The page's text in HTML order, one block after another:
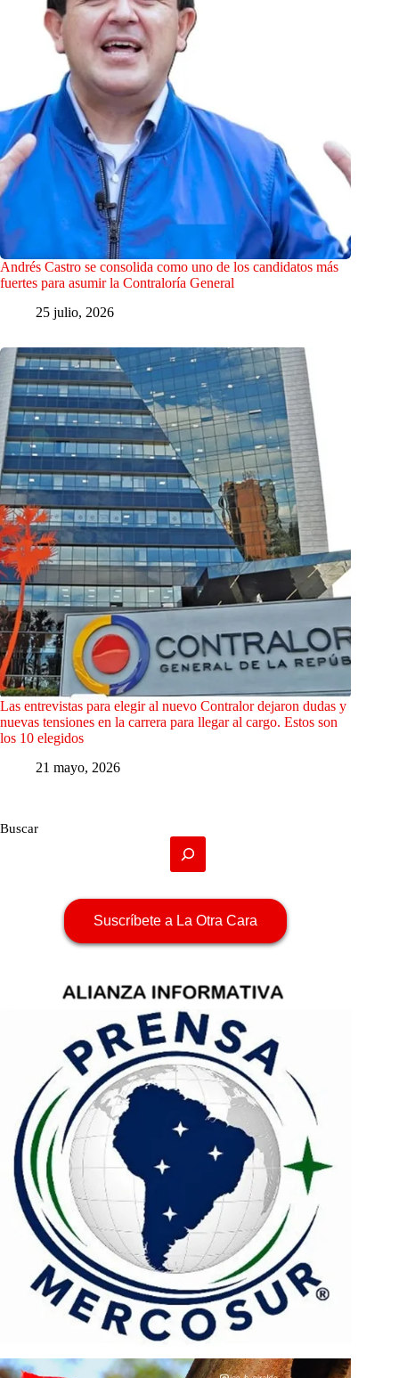
Andrés Castro se consolida como uno de los candidatos más
fuertes para asumir la Contraloría General
25 julio, 2026
Las entrevistas para elegir al nuevo Contralor dejaron dudas y
nuevas tensiones en la carrera para llegar al cargo. Estos son
los 10 elegidos
21 mayo, 2026
Buscar
Suscríbete a La Otra Cara